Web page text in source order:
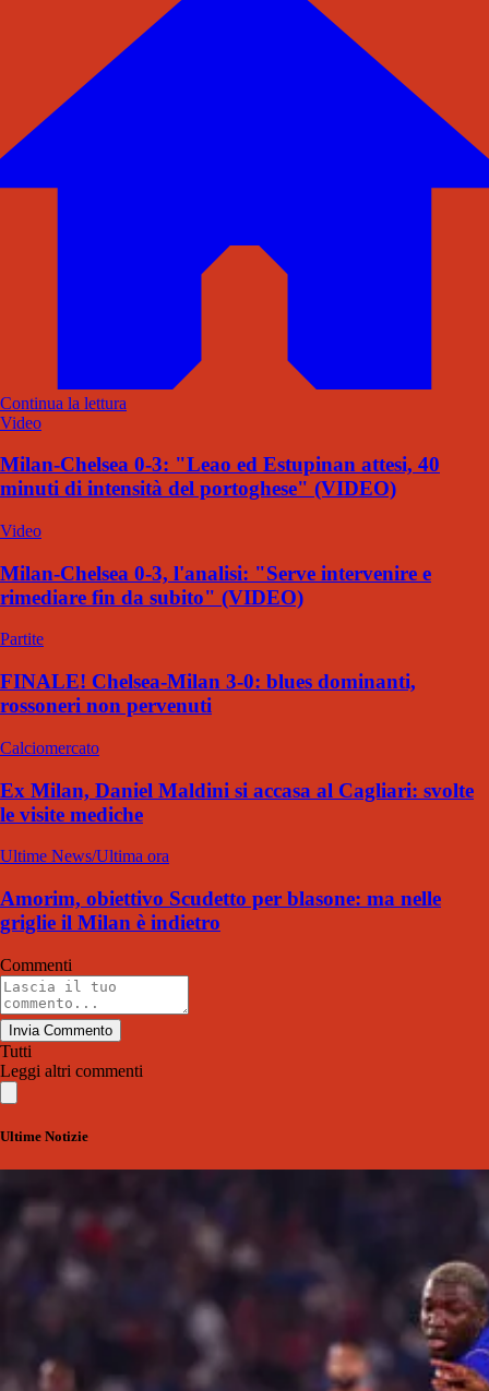
Continua la lettura
Video
Milan-Chelsea 0-3: "Leao ed Estupinan attesi, 40
minuti di intensità del portoghese" (VIDEO)
Video
Milan-Chelsea 0-3, l'analisi: "Serve intervenire e
rimediare fin da subito" (VIDEO)
Partite
FINALE! Chelsea-Milan 3-0: blues dominanti,
rossoneri non pervenuti
Calciomercato
Ex Milan, Daniel Maldini si accasa al Cagliari: svolte
le visite mediche
Ultime News/Ultima ora
Amorim, obiettivo Scudetto per blasone: ma nelle
griglie il Milan è indietro
Commenti
Invia Commento
Tutti
Leggi altri commenti
Ultime Notizie